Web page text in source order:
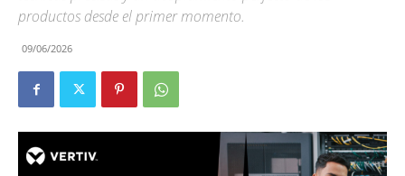
productos desde el primer momento.
09/06/2026